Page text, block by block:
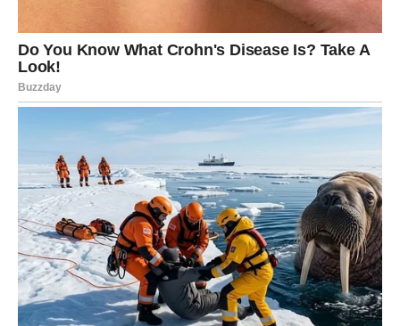
Istina vam otvara oči
Pred vama su veoma posebni trenuci.
VAGA
Zvijezde vam donose emotivno priznanje koje dugo
čekate.
Jedna osoba više ne može skrivati osjećaje prema vama.